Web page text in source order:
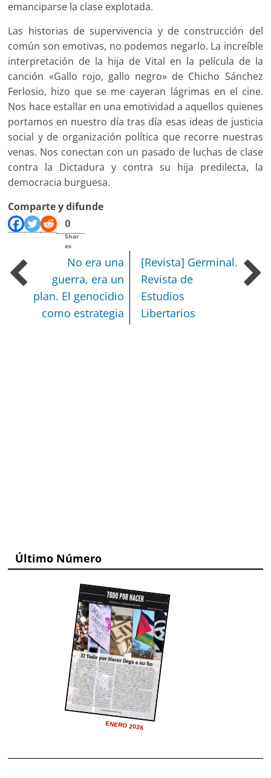
emanciparse la clase explotada.
Las historias de supervivencia y de construcción del
común son emotivas, no podemos negarlo. La increíble
interpretación de la hija de Vital en la película de la
canción «Gallo rojo, gallo negro» de Chicho Sánchez
Ferlosio, hizo que se me cayeran lágrimas en el cine.
Nos hace estallar en una emotividad a aquellos quienes
portamos en nuestro día tras día esas ideas de justicia
social y de organización política que recorre nuestras
venas. Nos conectan con un pasado de luchas de clase
contra la Dictadura y contra su hija predilecta, la
democracia burguesa.
Comparte y difunde
0
Shar
es
No era una
guerra, era un
plan. El genocidio
como estrategia
[Revista] Germinal.
Revista de
Estudios
Libertarios
Último Número
ENERO 2026